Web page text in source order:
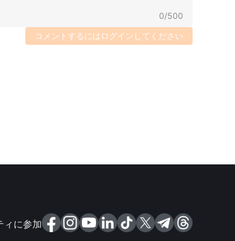
0/500
コメントするにはログインしてください
ィに参加